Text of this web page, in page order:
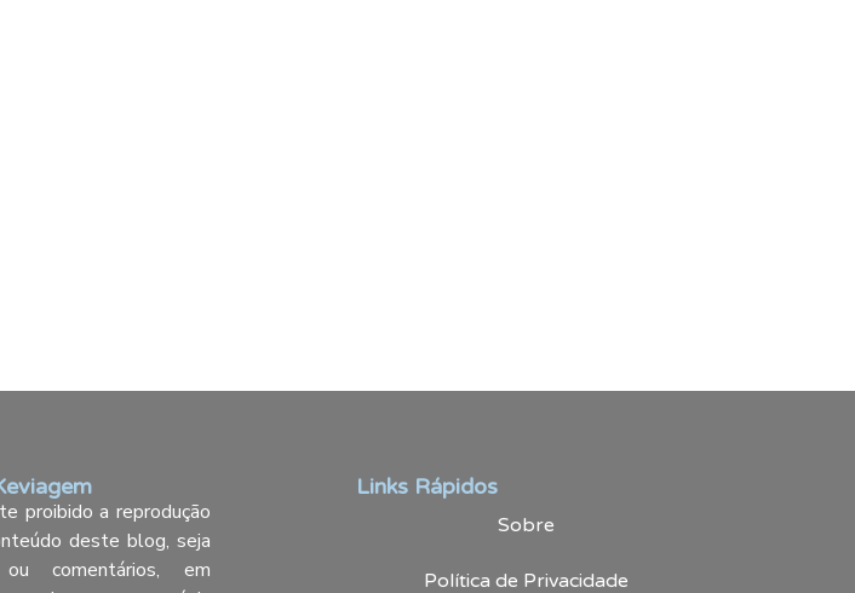
proibido a reprodução
deste blog, seja
comentários, em
Links Rápidos
Sobre
Política de Privacidade